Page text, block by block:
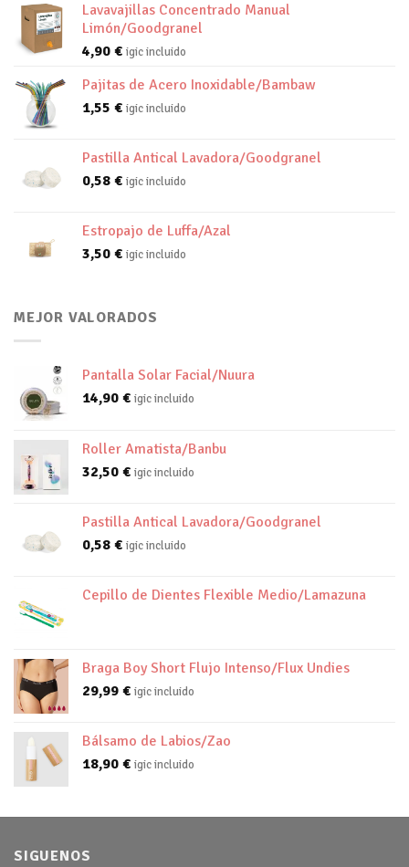
Lavavajillas Concentrado Manual
Limón/Goodgranel
4,90 € igic incluido
Pajitas de Acero Inoxidable/Bambaw
1,55 € igic incluido
Pastilla Antical Lavadora/Goodgranel
0,58 € igic incluido
Estropajo de Luffa/Azal
3,50 € igic incluido
MEJOR VALORADOS
Pantalla Solar Facial/Nuura
14,90 € igic incluido
Roller Amatista/Banbu
32,50 € igic incluido
Pastilla Antical Lavadora/Goodgranel
0,58 € igic incluido
Cepillo de Dientes Flexible Medio/Lamazuna
Braga Boy Short Flujo Intenso/Flux Undies
29,99 € igic incluido
Bálsamo de Labios/Zao
18,90 € igic incluido
SIGUENOS